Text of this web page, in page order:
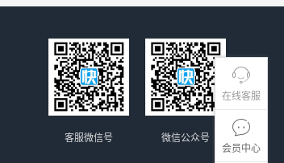
在线客服
会员中心
微信公众号
客服微信号